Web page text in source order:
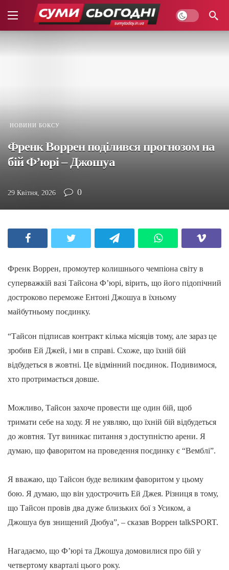
НОВИНИ БОКСУ
Френк Воррен поділився прогнозом на
бій Ф’юрі – Джошуа
29 Квітня, 2026 0
Френк Воррен, промоутер колишнього чемпіона світу в
суперважкій вазі Тайсона Ф’юрі, вірить, що його підопічний
достроково переможе Ентоні Джошуа в їхньому
майбутньому поєдинку.
“Тайсон підписав контракт кілька місяців тому, але зараз це
зробив Ей Джей, і ми в справі. Схоже, що їхній бій
відбудеться в жовтні. Це відмінний поєдинок. Подивимося,
хто протримається довше.
Можливо, Тайсон захоче провести ще один бій, щоб
тримати себе на ходу. Я не уявляю, що їхній бій відбудеться
до жовтня. Тут виникає питання з доступністю арени. Я
думаю, що фаворитом на проведення поєдинку є “Вемблі”.
Я вважаю, що Тайсон буде великим фаворитом у цьому
бою. Я думаю, що він удострочить Ей Джея. Різниця в тому,
що Тайсон провів два дуже близьких бої з Усиком, а
Джошуа був знищений Дюбуа”, – сказав Воррен talkSPORT.
Нагадаємо, що Ф’юрі та Джошуа домовилися про бій у
четвертому кварталі цього року.